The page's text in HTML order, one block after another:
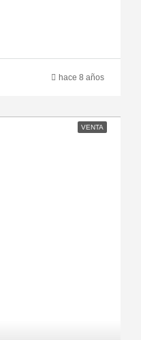
hace 8 años
VENTA